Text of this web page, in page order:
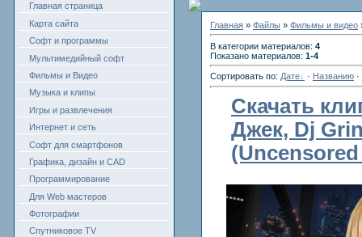
Главная страница
Карта сайта
Софт и программы
Мультимедийный софт
Фильмы и Видео
Музыка и клипы
Игры и развлечения
Интернет и сеть
Софт для смартфонов
Графика, дизайн и CAD
Программирование
Для Web мастеров
Фотографии
Спутниковое TV
Главная » Файлы » Фильмы и видео
В категории материалов: 4
Показано материалов: 1-4
Сортировать по: Дате · Названию ·
Скачать
Джек, Dj